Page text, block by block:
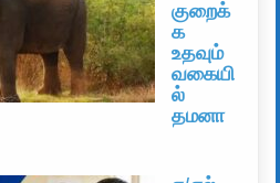
குறைக்
க
உதவும்
வகையி
ல்
தமனா